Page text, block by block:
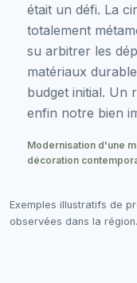
était un défi. La
totalement
su arbitrer les
matériaux
budget initial. Un
enfin notre bien
Modernisation d'une
décoration
Exemples illustratifs de
observées dans la région.